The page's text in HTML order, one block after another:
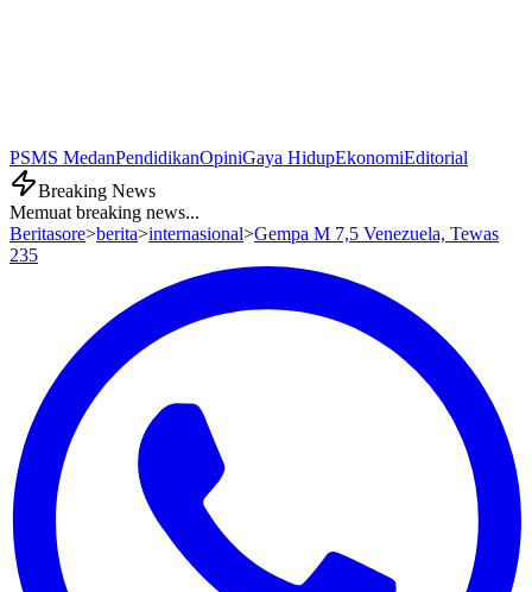
PSMS MedanPendidikanOpiniGaya HidupEkonomiEditorial
Breaking News
Memuat breaking news...
Beritasore>berita>internasional>Gempa M 7,5 Venezuela, Tewas
235